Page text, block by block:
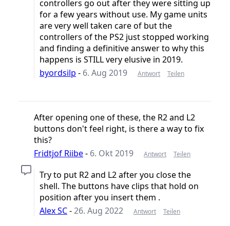
controllers go out after they were sitting up
for a few years without use. My game units
are very well taken care of but the
controllers of the PS2 just stopped working
and finding a definitive answer to why this
happens is STILL very elusive in 2019.
byordsilp - 6. Aug 2019 Antwort Teilen
After opening one of these, the R2 and L2
buttons don't feel right, is there a way to fix
this?
Fridtjof Riibe- 6. Okt 2019 Antwort Teilen
Try to put R2 and L2 after you close the
shell. The buttons have clips that hold on
position after you insert them .
Alex SC-26. Aug 2022 Antwort Teilen